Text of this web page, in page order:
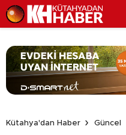
Kütahya'dan Haber
Güncel